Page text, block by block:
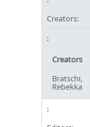
Creators:
Creators
Bratschi,
Rebekka